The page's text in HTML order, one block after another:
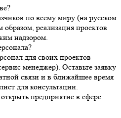
по всему миру (на русском
реализация проектов
надзором.
для своих проектов
менеджер). Оставьте заявку
связи и в ближайшее время
для консультации.
предприятие в сфере